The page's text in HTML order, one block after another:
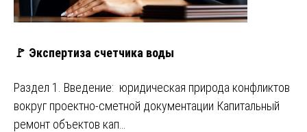
🚩 Экспертиза счетчика воды
Раздел 1. Введение: юридическая природа конфликтов
вокруг проектно-сметной документации Капитальный
ремонт объектов кап…